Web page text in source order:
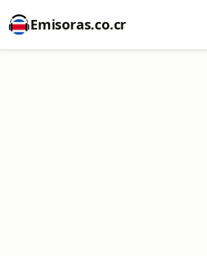
Emisoras.co.cr